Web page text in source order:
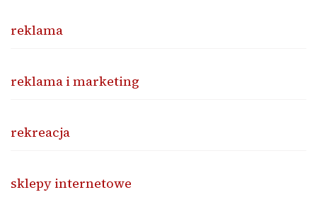
reklama
reklama i marketing
rekreacja
sklepy internetowe